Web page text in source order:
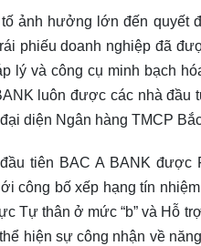
tố ảnh hưởng lớn đến
phiếu doanh nghiệp đã
lý và công cụ minh bạch
luôn được các nhà
diện Ngân hàng TMCP
tiên BAC A BANK
công bố xếp hạng tín
Tự thân ở mức “b” và Hỗ
hiện sự công nhận về